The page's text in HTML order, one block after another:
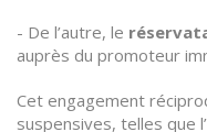
- De l’autre, le
auprès du promoteur
Cet engagement
suspensives, telles que